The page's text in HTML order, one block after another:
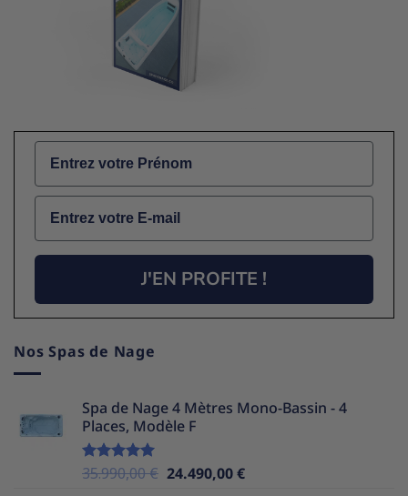
Name
Email
J'EN PROFITE !
Nos Spas de Nage
Spa de Nage 4 Mètres Mono-Bassin - 4
Places, Modèle F
Note5.00
35.990,00€ Le
24.490,00€Le